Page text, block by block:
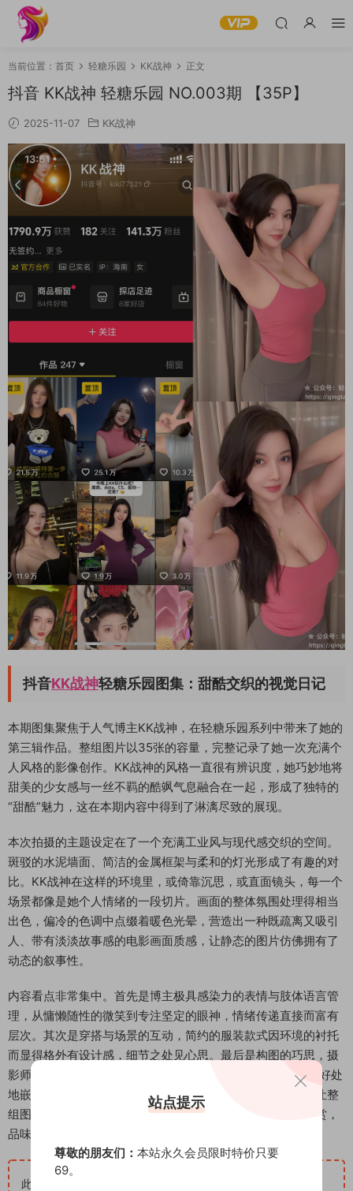
当前位置： 首页 轻糖乐园 KK战神 正文
抖音 KK战神 轻糖乐园 NO.003期 【35P】
2025-11-07 KK战神
抖音KK战神轻糖乐园图集：甜酷交织的视觉日记
本期图集聚焦于人气博主KK战神，在轻糖乐园系列中带来了她的
第三辑作品。整组图片以35张的容量，完整记录了她一次充满个
人风格的影像创作。KK战神的风格一直很有辨识度，她巧妙地将
甜美的少女感与一丝不羁的酷飒气息融合在一起，形成了独特的
“甜酷”魅力，这在本期内容中得到了淋漓尽致的展现。
本次拍摄的主题设定在了一个充满工业风与现代感交织的空间。
斑驳的水泥墙面、简洁的金属框架与柔和的灯光形成了有趣的对
比。KK战神在这样的环境里，或倚靠沉思，或直面镜头，每一个
场景都像是她个人情绪的一段切片。画面的整体氛围处理得相当
出色，偏冷的色调中点缀着暖色光晕，营造出一种既疏离又吸引
人、带有淡淡故事感的电影画面质感，让静态的图片仿佛拥有了
动态的叙事性。
内容看点非常集中。首先是博主极具感染力的表情与肢体语言管
理，从慵懒随性的微笑到专注坚定的眼神，情绪传递直接而富有
层次。其次是穿搭与场景的互动，简约的服装款式因环境的衬托
而显得格外有设计感，细节之处见心思。最后是构图的巧思，摄
影师充分利用了空间中的线条与光影，将KK战神的身影恰到好处
地嵌入其中，每一张图片的视角都经过斟酌，避免了单调，让整
组图集的浏览体验充满节奏感。这无疑是一辑能让人静静欣赏，
品味其中氛围与细节的优质作品。
此隐藏内容仅限VIP查看
站点提示
尊敬的朋友们： 本站永久会员限时特价只要
69。